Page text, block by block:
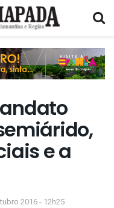
e a
2016 - 12h25